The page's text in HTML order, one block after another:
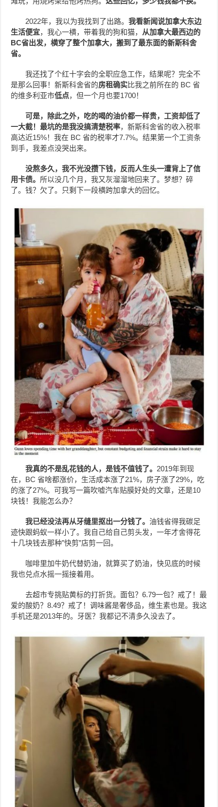
2022年，我以为我找到了出路。我看新闻说加拿大东边
生活便宜，我心一横，带着我的狗和猫， 从加拿大最西边的
BC省出发，横穿了整个加拿大，搬到了最东面的新斯科舍
省。
我还找了个红十字会的全职应急工作，结果呢？完全不
是那么回事！新斯科舍省的房租确实比我之前所在的 BC 省
的维多利亚市低点，但一个月也要1700！
可是，除此之外，吃的喝的油价都一样贵，工资却低了
一大截！最坑的是我没搞清楚税率，新斯科舍省的收入税率
高达近15%！我在 BC 省的税率才7.7%。结果第一个工资条
到手，我差点没哭出来。
没熬多久，我不光没攒下钱，反而人生头一遭背上了信
用卡债。 所以没几个月，我又灰溜溜地回来了。梦想？碎
了。钱？欠了。只剩下一段横跨加拿大的回忆。
我真的不是乱花钱的人，是钱不值钱了。 2019年到现
在，BC 省啥都涨价，生活成本涨了21%，房子涨了29%，吃
的涨了27%。可我写一篇吹嘘汽车贴膜好处的文章，还是10
块钱！我能怎么办？
我已经没法再从牙缝里抠出一分钱了。油钱省得我碳足
迹快跟蚂蚁一样小了。我自己给自己剪头发，一年才舍得花
十几块钱去那种”快剪”店剪一回。
咖啡里加牛奶代替奶油，就算买了奶油，快见底的时候
我也兑点水摇一摇接着用。
去超市专挑贴黄标的打折货。面包？6.79一包？戒了！最
爱的酸奶？8.49？戒了！调味酱是奢侈品，维生素也是。我这
手机还是2013年的。牙医？我都记不清多久没去了。